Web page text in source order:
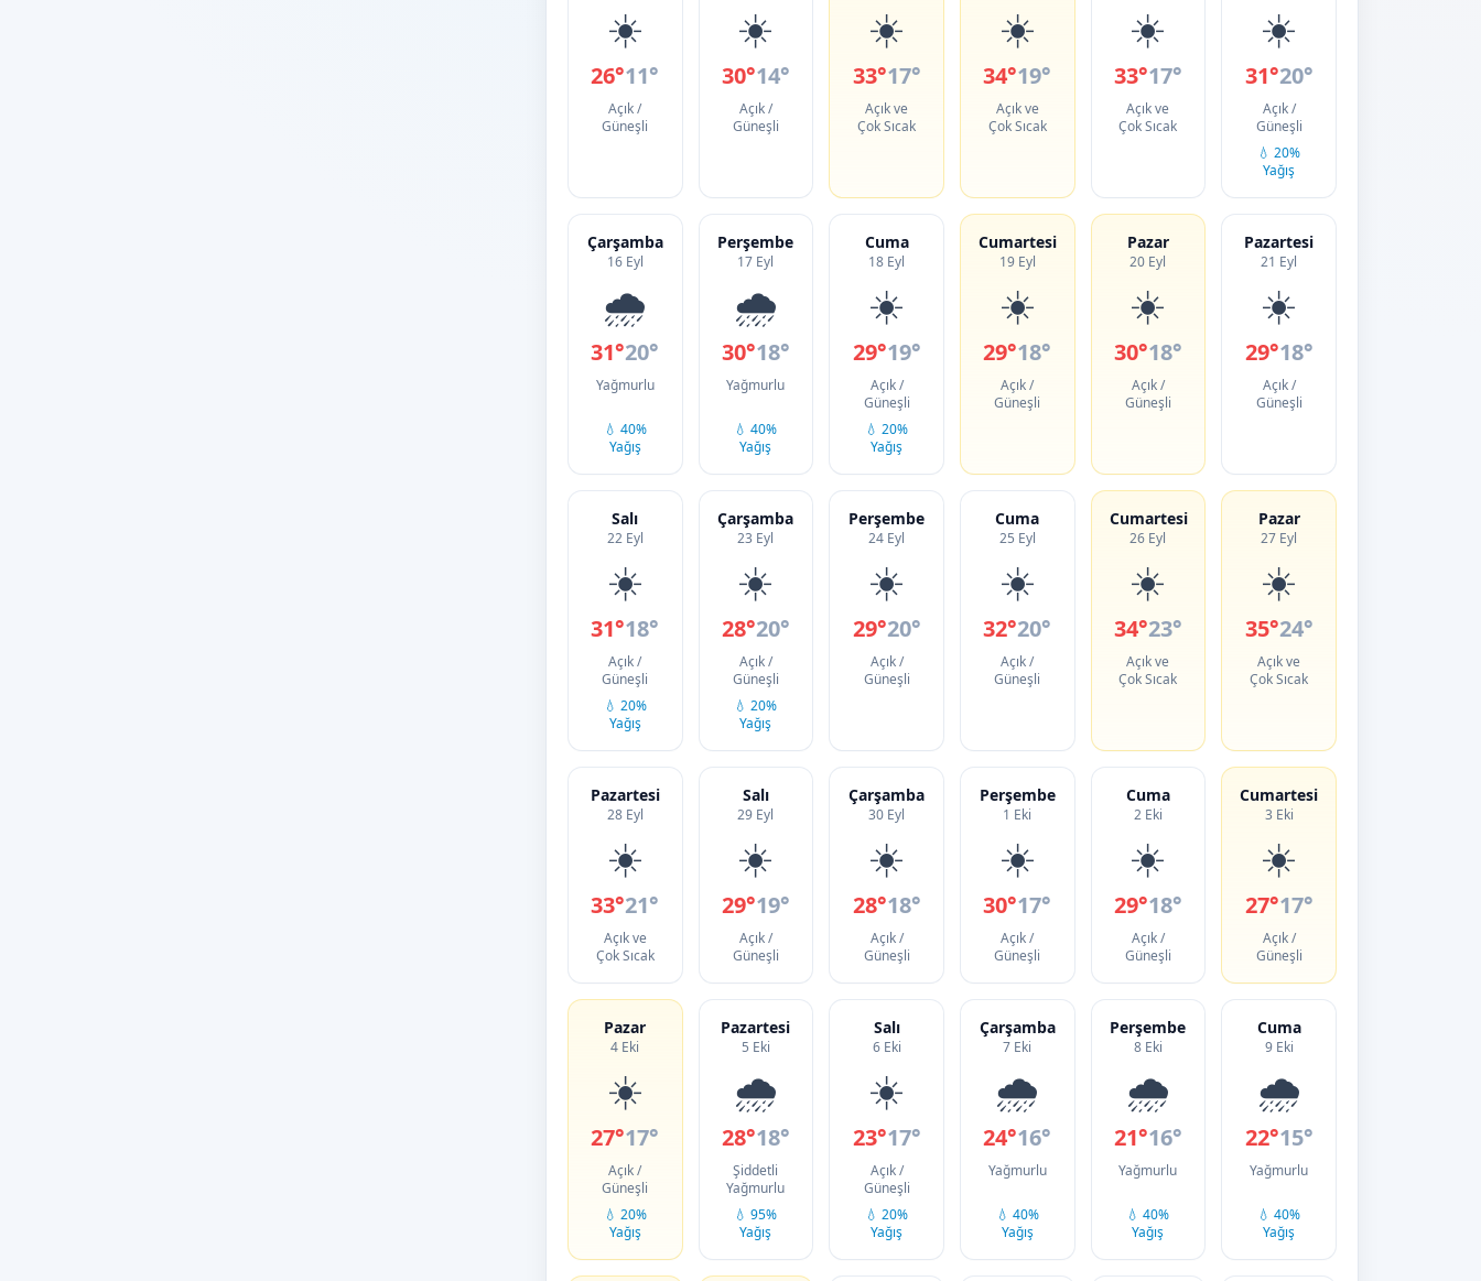
☀️
26°11°
Açık /
Güneşli
☀️
30°14°
Açık /
Güneşli
☀️
33°17°
Açık ve
Çok Sıcak
☀️
34°19°
Açık ve
Çok Sıcak
☀️
33°17°
Açık ve
Çok Sıcak
☀️
31°20°
Açık /
Güneşli
💧 20%
Yağış
Çarşamba
16 Eyl
🌧️
31°20°
Yağmurlu
💧 40%
Yağış
Perşembe
17 Eyl
🌧️
30°18°
Yağmurlu
💧 40%
Yağış
Cuma
18 Eyl
☀️
29°19°
Açık /
Güneşli
💧 20%
Yağış
Cumartesi
19 Eyl
☀️
29°18°
Açık /
Güneşli
Pazar
20 Eyl
☀️
30°18°
Açık /
Güneşli
Pazartesi
21 Eyl
☀️
29°18°
Açık /
Güneşli
Salı
22 Eyl
☀️
31°18°
Açık /
Güneşli
💧 20%
Yağış
Çarşamba
23 Eyl
☀️
28°20°
Açık /
Güneşli
💧 20%
Yağış
Perşembe
24 Eyl
☀️
29°20°
Açık /
Güneşli
Cuma
25 Eyl
☀️
32°20°
Açık /
Güneşli
Cumartesi
26 Eyl
☀️
34°23°
Açık ve
Çok Sıcak
Pazar
27 Eyl
☀️
35°24°
Açık ve
Çok Sıcak
Pazartesi
28 Eyl
☀️
33°21°
Açık ve
Çok Sıcak
Salı
29 Eyl
☀️
29°19°
Açık /
Güneşli
Çarşamba
30 Eyl
☀️
28°18°
Açık /
Güneşli
Perşembe
1 Eki
☀️
30°17°
Açık /
Güneşli
Cuma
2 Eki
☀️
29°18°
Açık /
Güneşli
Cumartesi
3 Eki
☀️
27°17°
Açık /
Güneşli
Pazar
4 Eki
☀️
27°17°
Açık /
Güneşli
💧 20%
Yağış
Pazartesi
5 Eki
🌧️
28°18°
Şiddetli
Yağmurlu
💧 95%
Yağış
Salı
6 Eki
☀️
23°17°
Açık /
Güneşli
💧 20%
Yağış
Çarşamba
7 Eki
🌧️
24°16°
Yağmurlu
💧 40%
Yağış
Perşembe
8 Eki
🌧️
21°16°
Yağmurlu
💧 40%
Yağış
Cuma
9 Eki
🌧️
22°15°
Yağmurlu
💧 40%
Yağış